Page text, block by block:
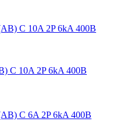
C 10A 2P 6kA 400В